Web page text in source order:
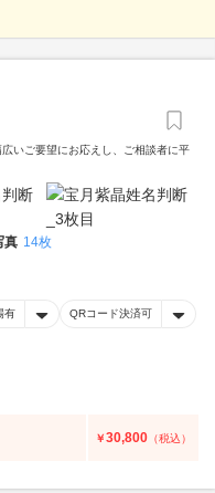
いご要望にお応えし、ご相談者に平
真 14枚
有 QRコード決済可
￥30,800 （税込）